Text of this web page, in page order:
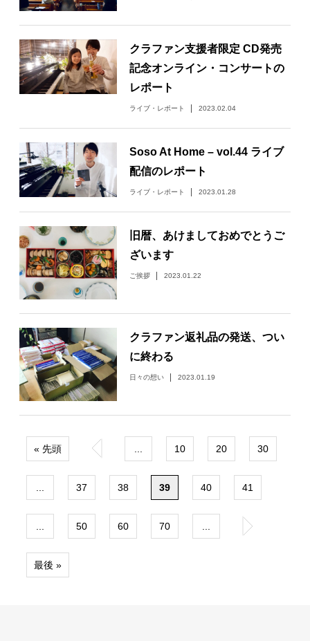
クラファン支援者限定 CD発売
記念オンライン・コンサートの
レポート
ライブ・レポート 2023.02.04
Soso At Home – vol.44 ライブ
配信のレポート
ライブ・レポート 2023.01.28
旧暦、あけましておめでとうご
ざいます
ご挨拶 2023.01.22
クラファン返礼品の発送、つい
に終わる
日々の想い 2023.01.19
« 先頭 « 10 20 30
37 38 39 40 41
50 60 70 »
最後 »